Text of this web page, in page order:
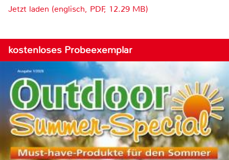
Jetzt laden (englisch, PDF, 12.29 MB)
kostenloses Probeexemplar